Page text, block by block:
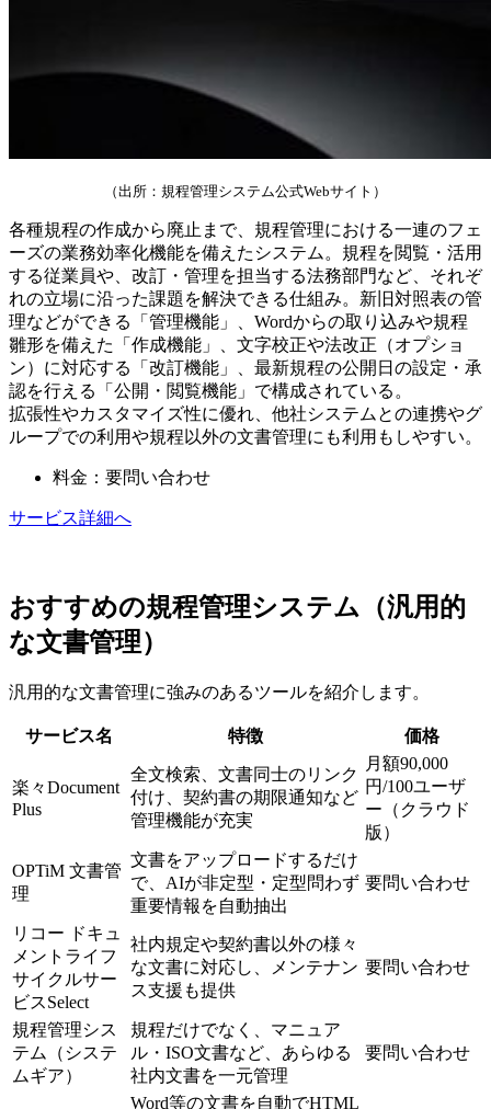
（出所：規程管理システム公式Webサイト）
各種規程の作成から廃止まで、規程管理における一連のフェ
ーズの業務効率化機能を備えたシステム。規程を閲覧・活用
する従業員や、改訂・管理を担当する法務部門など、それぞ
れの立場に沿った課題を解決できる仕組み。新旧対照表の管
理などができる「管理機能」、Wordからの取り込みや規程
雛形を備えた「作成機能」、文字校正や法改正（オプショ
ン）に対応する「改訂機能」、最新規程の公開日の設定・承
認を行える「公開・閲覧機能」で構成されている。
拡張性やカスタマイズ性に優れ、他社システムとの連携やグ
ループでの利用や規程以外の文書管理にも利用もしやすい。
料金：要問い合わせ
サービス詳細へ
おすすめの規程管理システム（汎用的
な文書管理）
汎用的な文書管理に強みのあるツールを紹介します。
サービス名 特徴 価格
楽々Document
Plus
全文検索、文書同士のリンク
付け、契約書の期限通知など
管理機能が充実
月額90,000
円/100ユーザ
ー（クラウド
版）
OPTiM 文書管
理
文書をアップロードするだけ
で、AIが非定型・定型問わず
重要情報を自動抽出
要問い合わせ
リコー ドキュ
メントライフ
サイクルサー
ビスSelect
社内規定や契約書以外の様々
な文書に対応し、メンテナン
ス支援も提供
要問い合わせ
規程管理シス
テム（システ
ムギア）
規程だけでなく、マニュア
ル・ISO文書など、あらゆる
社内文書を一元管理
要問い合わせ
Word等の文書を自動でHTML